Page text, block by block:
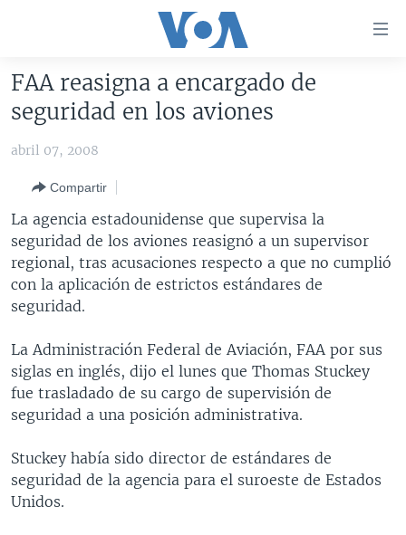
accesibilidad
contenido
principal
Salte
navegador
principal
Salte
búsqueda
AMÉRICA DEL NORTE
EEUU
MÉXICO
HAITÍ
ELECCIONES EEUU 2024
ELECCIONES EEUU
VOTO DIVIDIDO
VOA VERIFICA
VOA VERIFICA UCRANIA/RUSIA
VOA VERIFICA INMIGRACIÓN
VOA VERIFICA AMÉRICA LATINA
AMÉRICA LATINA
ARGENTINA
BOLIVIA
COLOMBIA
PERÚ
ECUADOR
VENEZUELA
BRASIL
CHINA EN AMÉRICA LATINA
CENTROAMÉRICA
COSTA RICA
GUATEMALA
HONDURAS
NICARAGUA
OTRAS SECCIONES
LIBERTAD DE PRENSA
MUNDO
ECONOMÍA
ENTRETENIMIENTO Y CULTURA
TECNOLOGÍA
LIBERTAD DE PRENSA
UCRANIA
MULTIMEDIA
VIDEOS
FOTOGRAFÍA
PROGRAMAS TV
EL MUNDO AL DÍA
RADIO
FAA reasigna a encargado de
seguridad en los aviones
abril 07, 2008
Compartir
La agencia estadounidense que supervisa la
seguridad de los aviones reasignó a un supervisor
regional, tras acusaciones respecto a que no cumplió
con la aplicación de estrictos estándares de
seguridad.
La Administración Federal de Aviación, FAA por sus
siglas en inglés, dijo el lunes que Thomas Stuckey
fue trasladado de su cargo de supervisión de
seguridad a una posición administrativa.
Stuckey había sido director de estándares de
seguridad de la agencia para el suroeste de Estados
Unidos.